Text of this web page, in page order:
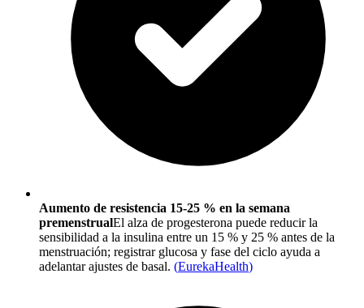
Aumento de resistencia 15-25 % en la semana
premenstrualEl alza de progesterona puede reducir la
sensibilidad a la insulina entre un 15 % y 25 % antes de la
menstruación; registrar glucosa y fase del ciclo ayuda a
adelantar ajustes de basal. (EurekaHealth)